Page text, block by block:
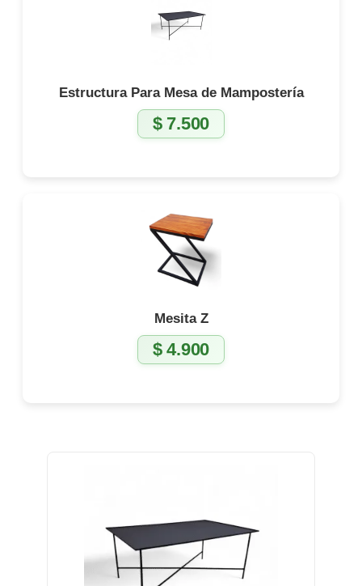
Estructura Para Mesa de Mampostería
$7.500
Mesita Z
$4.900